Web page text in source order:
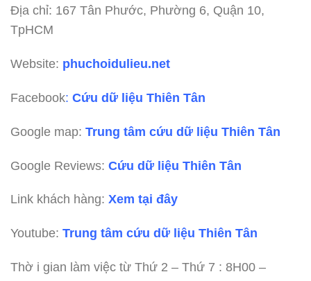
Địa chỉ: 167 Tân Phước, Phường 6, Quận 10,
TpHCM
Website: phuchoidulieu.net
Facebook: Cứu dữ liệu Thiên Tân
Google map: Trung tâm cứu dữ liệu Thiên Tân
Google Reviews: Cứu dữ liệu Thiên Tân
Link khách hàng: Xem tại đây
Youtube: Trung tâm cứu dữ liệu Thiên Tân
Thờ i gian làm việc từ Thứ 2 – Thứ 7 : 8H00 –